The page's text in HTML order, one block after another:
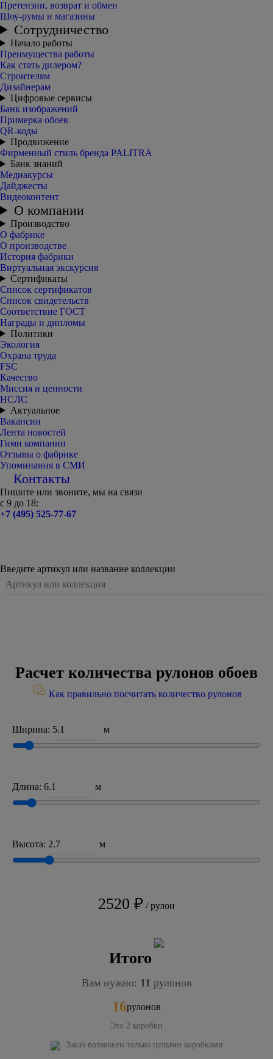
Претензии, возврат и обмен
Шоу-румы и магазины
Сотрудничество
Начало работы
Преимущества работы
Как стать дилером?
Строителям
Дизайнерам
Цифровые сервисы
Банк изображений
Примерка обоев
QR-коды
Продвижение
Фирменный стиль бренда PALITRA
Банк знаний
Медиакурсы
Дайджесты
Видеоконтент
О компании
Производство
О фабрике
О производстве
История фабрики
Виртуальная экскурсия
Сертификаты
Список сертификатов
Список свидетельств
Соответствие ГОСТ
Награды и дипломы
Политики
Экология
Охрана труда
FSC
Качество
Миссия и ценности
НСЛС
Актуальное
Вакансии
Лента новостей
Гимн компании
Отзывы о фабрике
Упоминания в СМИ
Контакты
Пишите или звоните, мы на связи
с 9 до 18:
+7 (495) 525-77-67
Введите артикул или название коллекции
Расчет количества рулонов обоев
Как правильно посчитать количество рулонов
Ширина: м
Длина: м
Высота: м
2520 ₽ / рулон
Итого
Вам нужно: 11 рулонов
16рулонов
Это 2 коробки
Заказ возможен только целыми коробками